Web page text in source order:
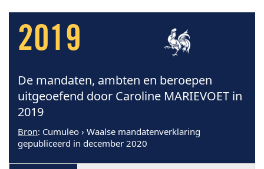
2019
De mandaten, ambten en beroepen
uitgeoefend door Caroline MARIEVOET in
2019
Bron: Cumuleo › Waalse mandatenverklaring
gepubliceerd in december 2020